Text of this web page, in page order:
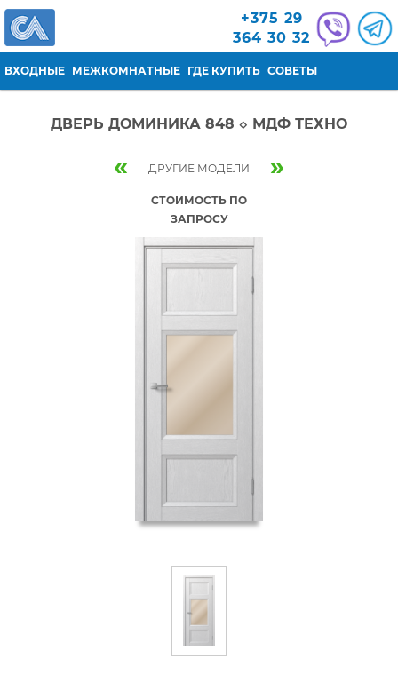
Перейти к основному содержанию+375 29
364 30 32
ВХОДНЫЕ МЕЖКОМНАТНЫЕ ГДЕ КУПИТЬ СОВЕТЫ
ДВЕРЬ ДОМИНИКА 848 ◇ МДФ ТЕХНО
« ДРУГИЕ МОДЕЛИ »
СТОИМОСТЬ ПО
ЗАПРОСУ